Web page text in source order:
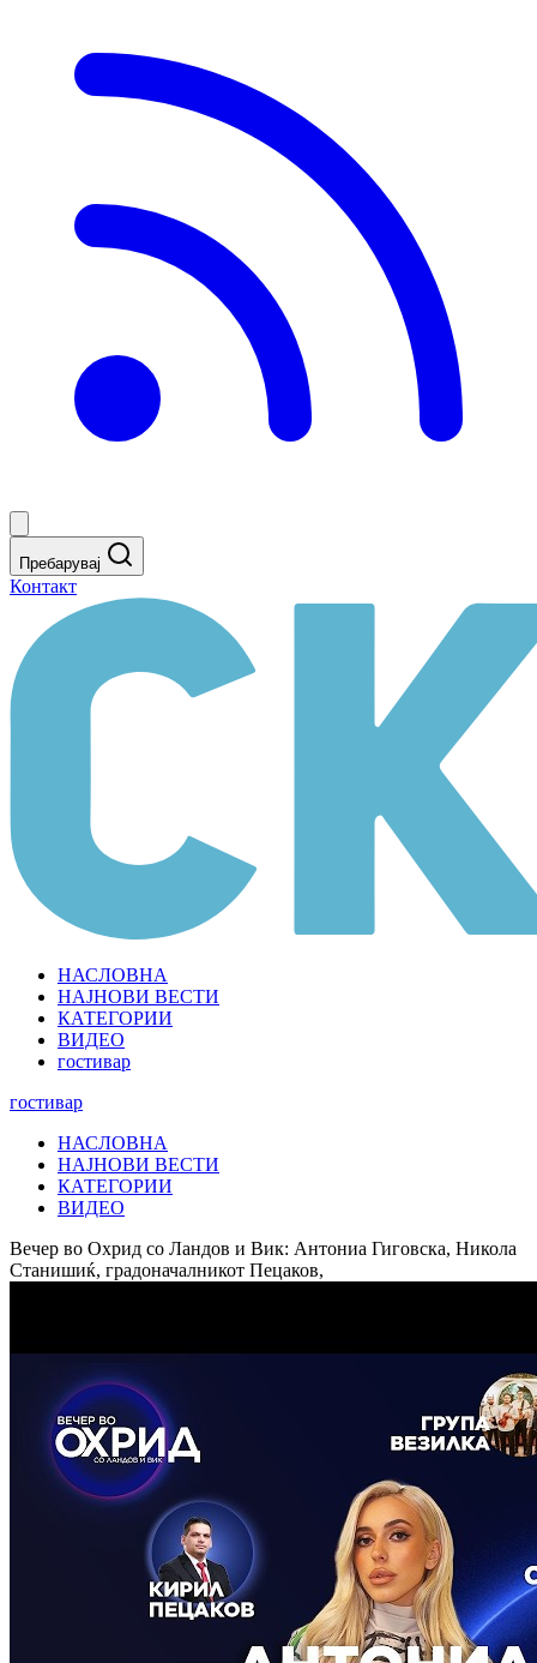
Пребарувај
Контакт
НАСЛОВНА
НАЈНОВИ ВЕСТИ
КАТЕГОРИИ
ВИДЕО
гостивар
гостивар
НАСЛОВНА
НАЈНОВИ ВЕСТИ
КАТЕГОРИИ
ВИДЕО
Вечер во Охрид со Ландов и Вик: Антониа Гиговска, Никола
Станишиќ, градоначалникот Пецаков,